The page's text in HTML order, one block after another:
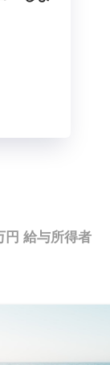
円 給与所得者